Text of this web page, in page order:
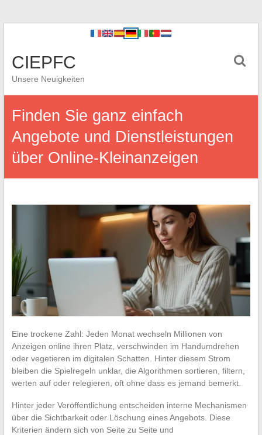
CIEPFC
Unsere Neuigkeiten
Finden Sie ganz einfach
Angebote und Dienstleistungen
über Online-Kleinanzeigen
Eine trockene Zahl: Jeden Monat wechseln Millionen von
Anzeigen online ihren Platz, verschwinden im Handumdrehen
oder vegetieren im digitalen Schatten. Hinter diesem Strom
bleiben die Spielregeln unklar, die Algorithmen sortieren, filtern,
werten auf oder relegieren, oft ohne dass es jemand bemerkt.
Hinter jeder Veröffentlichung entscheiden interne Mechanismen
über die Sichtbarkeit oder Löschung eines Angebots. Diese
Kriterien ändern sich von Seite zu Seite und